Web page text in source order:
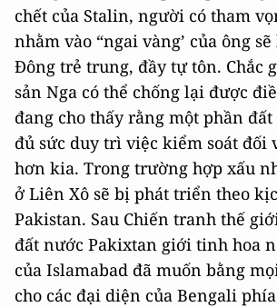
chết của Stalin, người có tham
nhằm vào “ngai vàng’ của ông
Đông trẻ trung, đầy tự tôn. Chắc
sản Nga có thể chống lại được
đang cho thấy rằng một phần
đủ sức duy trì việc kiểm soát đối
hơn kia. Trong trường hợp xấu
ở Liên Xô sẽ bị phát triển theo
Pakistan. Sau Chiến tranh thế
đất nước Pakixtan giới tinh hoa
của Islamabad đã muốn bằng
cho các đại diện của Bengali